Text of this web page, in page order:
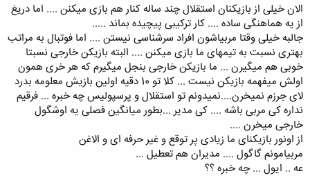
الان خیلی از بازیکنان استقلال چند ساله کنار هم بازی میکنن .... اما دریغ
از یه هماهنگی ساده .... کار ترکیبی پیچیده بماند .....
جالبه خیلی وقتا مربیاشون افراد سرشناسی نیستن .... اما فوتبال به مراتب
بهتری نسبت به تیمهای ما بازی میکنن .... البته بازیکن خارجی نسبتا
خوبی هم میگیرن ... ما بازیکن خارجی بنجل میگیرم که هر خری همون
اولش میفهمه بازیکن نیست ... کلا تو 10 دقیه اولین بازیش معلومه بدرد
لای جرزم نمیخرن....نمیدونم تو استقلال و پرسپولیس چه خبره ... فرقیم
نداره کی مربی باشه .... کی مدیر ...بطور میانگین فصلی یه اوشگول
خارجی میخرن ....
از اونور بازیکنای ما زیادی پر توقع و غیر حرفه ای و الاغن
مربیامونم گاگول .... مدیران هم تعطیل ...
عه .. ایول ... چه خبره ؟؟